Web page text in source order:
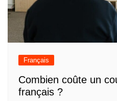
Français
Combien coûte un
français ?